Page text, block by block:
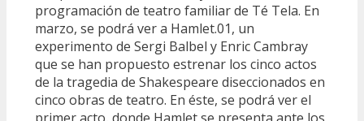
programación de teatro familiar de Té Tela. En
marzo, se podrá ver a Hamlet.01, un
experimento de Sergi Balbel y Enric Cambray
que se han propuesto estrenar los cinco actos
de la tragedia de Shakespeare diseccionados en
cinco obras de teatro. En éste, se podrá ver el